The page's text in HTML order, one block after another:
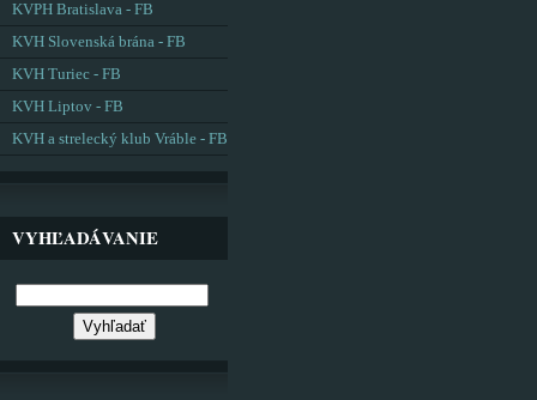
KVPH Bratislava - FB
KVH Slovenská brána - FB
KVH Turiec - FB
KVH Liptov - FB
KVH a strelecký klub Vráble - FB
VYHĽADÁVANIE